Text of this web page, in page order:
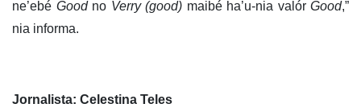
ne’ebé Goodno Verry (good) maibé ha’u-nia valór Good,”
nia informa.
Jornalista: Celestina Teles